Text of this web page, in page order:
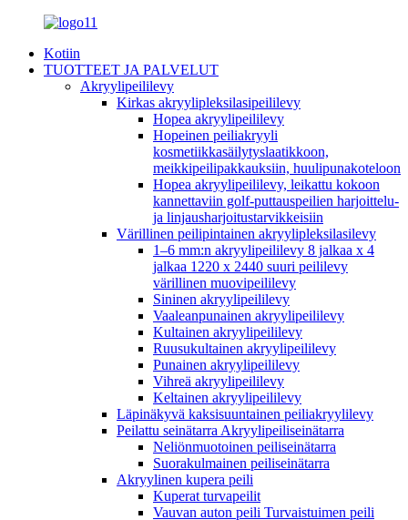
Kotiin
TUOTTEET JA PALVELUT
Akryylipeililevy
Kirkas akryylipleksilasipeililevy
Hopea akryylipeililevy
Hopeinen peiliakryyli
kosmetiikkasäilytyslaatikkoon,
meikkipeilipakkauksiin, huulipunakoteloon
Hopea akryylipeililevy, leikattu kokoon
kannettaviin golf-puttauspeilien harjoittelu-
ja linjausharjoitustarvikkeisiin
Värillinen peilipintainen akryylipleksilasilevy
1–6 mm:n akryylipeililevy 8 jalkaa x 4
jalkaa 1220 x 2440 suuri peililevy
värillinen muovipeililevy
Sininen akryylipeililevy
Vaaleanpunainen akryylipeililevy
Kultainen akryylipeililevy
Ruusukultainen akryylipeililevy
Punainen akryylipeililevy
Vihreä akryylipeililevy
Keltainen akryylipeililevy
Läpinäkyvä kaksisuuntainen peiliakryylilevy
Peilattu seinätarra Akryylipeiliseinätarra
Neliönmuotoinen peiliseinätarra
Suorakulmainen peiliseinätarra
Akryylinen kupera peili
Kuperat turvapeilit
Vauvan auton peili Turvaistuimen peili